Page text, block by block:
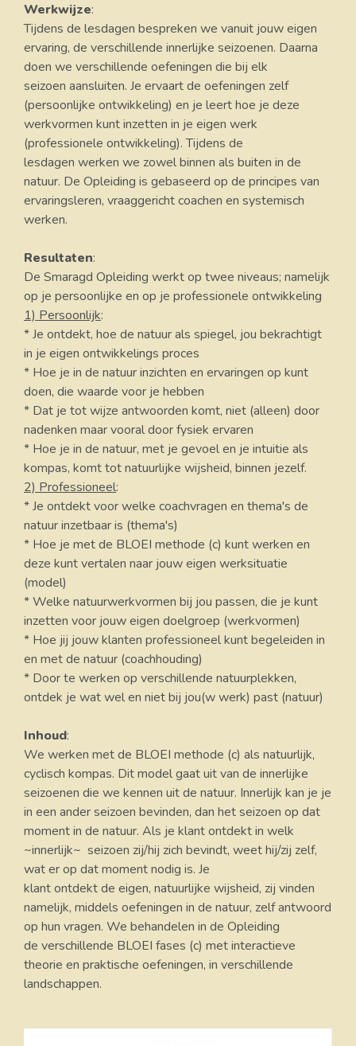
Werkwijze:
Tijdens de lesdagen bespreken we vanuit jouw eigen
ervaring, de verschillende innerlijke seizoenen. Daarna
doen we verschillende oefeningen die bij elk
seizoen aansluiten. Je ervaart de oefeningen zelf
(persoonlijke ontwikkeling) en je leert hoe je deze
werkvormen kunt inzetten in je eigen werk
(professionele ontwikkeling). Tijdens de
lesdagen werken we zowel binnen als buiten in de
natuur. De Opleiding is gebaseerd op de principes van
ervaringsleren, vraaggericht coachen en systemisch
werken.
Resultaten:
De Smaragd Opleiding werkt op twee niveaus; namelijk
op je persoonlijke en op je professionele ontwikkeling
1) Persoonlijk:
* Je ontdekt, hoe de natuur als spiegel, jou bekrachtigt
in je eigen ontwikkelings proces
* Hoe je in de natuur inzichten en ervaringen op kunt
doen, die waarde voor je hebben
* Dat je tot wijze antwoorden komt, niet (alleen) door
nadenken maar vooral door fysiek ervaren
* Hoe je in de natuur, met je gevoel en je intuitie als
kompas, komt tot natuurlijke wijsheid, binnen jezelf.
2) Professioneel:
* Je ontdekt voor welke coachvragen en thema's de
natuur inzetbaar is (thema's)
* Hoe je met de BLOEI methode (c) kunt werken en
deze kunt vertalen naar jouw eigen werksituatie
(model)
* Welke natuurwerkvormen bij jou passen, die je kunt
inzetten voor jouw eigen doelgroep (werkvormen)
* Hoe jij jouw klanten professioneel kunt begeleiden in
en met de natuur (coachhouding)
* Door te werken op verschillende natuurplekken,
ontdek je wat wel en niet bij jou(w werk) past (natuur)
Inhoud:
We werken met de BLOEI methode (c) als natuurlijk,
cyclisch kompas. Dit model gaat uit van de innerlijke
seizoenen die we kennen uit de natuur. Innerlijk kan je je
in een ander seizoen bevinden, dan het seizoen op dat
moment in de natuur. Als je klant ontdekt in welk
~innerlijk~ seizoen zij/hij zich bevindt, weet hij/zij zelf,
wat er op dat moment nodig is. Je
klant ontdekt de eigen, natuurlijke wijsheid, zij vinden
namelijk, middels oefeningen in de natuur, zelf antwoord
op hun vragen. We behandelen in de Opleiding
de verschillende BLOEI fases (c) met interactieve
theorie en praktische oefeningen, in verschillende
landschappen.